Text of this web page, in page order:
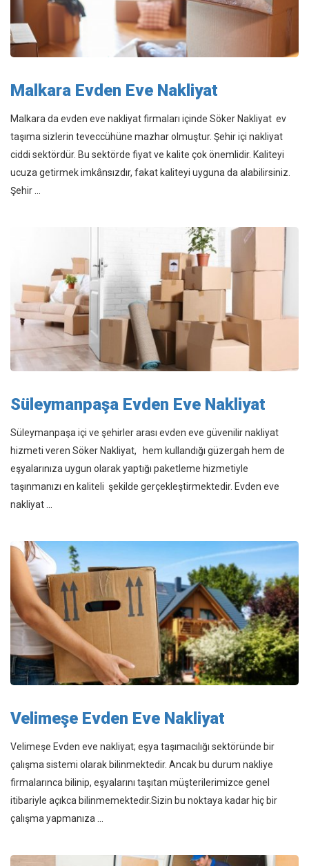
Malkara Evden Eve Nakliyat
Malkara da evden eve nakliyat firmaları içinde Söker Nakliyat ev
taşıma sizlerin teveccühüne mazhar olmuştur. Şehir içi nakliyat
ciddi sektördür. Bu sektörde fiyat ve kalite çok önemlidir. Kaliteyi
ucuza getirmek imkânsızdır, fakat kaliteyi uyguna da alabilirsiniz.
Şehir ...
Süleymanpaşa Evden Eve Nakliyat
Süleymanpaşa içi ve şehirler arası evden eve güvenilir nakliyat
hizmeti veren Söker Nakliyat, hem kullandığı güzergah hem de
eşyalarınıza uygun olarak yaptığı paketleme hizmetiyle
taşınmanızı en kaliteli şekilde gerçekleştirmektedir. Evden eve
nakliyat ...
Velimeşe Evden Eve Nakliyat
Velimeşe Evden eve nakliyat; eşya taşımacılığı sektöründe bir
çalışma sistemi olarak bilinmektedir. Ancak bu durum nakliye
firmalarınca bilinip, eşyalarını taşıtan müşterilerimizce genel
itibariyle açıkca bilinmemektedir.Sizin bu noktaya kadar hiç bir
çalışma yapmanıza ...